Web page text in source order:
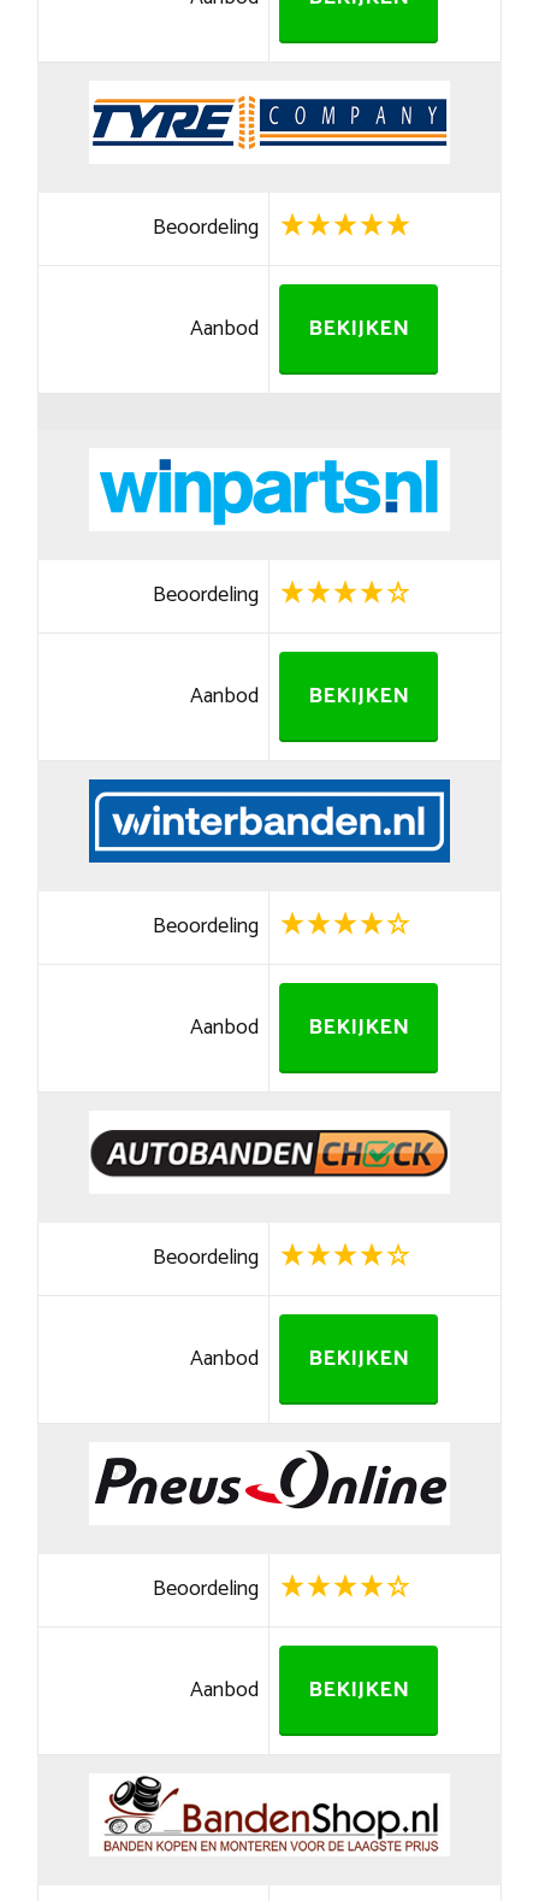
Beoordeling
Aanbod BEKIJKEN
Beoordeling
Aanbod BEKIJKEN
Beoordeling
Aanbod BEKIJKEN
Beoordeling
Aanbod BEKIJKEN
Beoordeling
Aanbod BEKIJKEN